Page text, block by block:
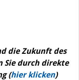
die Zukunft des
Sie durch direkte
(hier klicken)